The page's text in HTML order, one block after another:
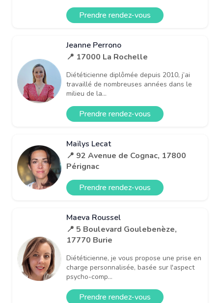
Prendre rendez-vous
Jeanne Perrono
📍 17000 La Rochelle
Diététicienne diplômée depuis 2010, j’ai
travaillé de nombreuses années dans le
milieu de la...
Prendre rendez-vous
Maïlys Lecat
📍 92 Avenue de Cognac, 17800
Pérignac
Prendre rendez-vous
Maeva Roussel
📍 5 Boulevard Goulebenèze,
17770 Burie
Diététicienne, je vous propose une prise en
charge personnalisée, basée sur l'aspect
psycho-comp...
Prendre rendez-vous